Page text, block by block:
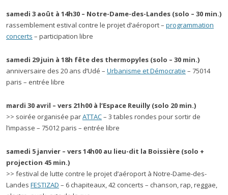
samedi 3 août à 14h30 – Notre-Dame-des-Landes (solo – 30 min.)
rassemblement estival contre le projet d’aéroport – programmation
concerts – participation libre
samedi 29 juin à 18h fête des thermopyles (solo – 30 min.)
anniversaire des 20 ans d’Udé – Urbanisme et Démocratie – 75014
paris – entrée libre
mardi 30 avril – vers 21h00 à l’Espace Reuilly (solo 20 min.)
>> soirée organisée parATTAC– 3 tables rondes pour sortir de
l’impasse – 75012 paris – entrée libre
samedi 5 janvier – vers 14h00 au lieu-dit la Boissière (solo +
projection 45 min.)
>> festival de lutte contre le projet d’aéroport à Notre-Dame-des-
Landes FESTIZAD – 6 chapiteaux, 42 concerts – chanson, rap, reggae,